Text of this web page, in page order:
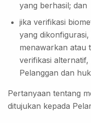
yang berhasil; dan
jika verifikasi
yang
menawarkan atau
verifikasi
Pelanggan dan
Pertanyaan tentang
ditujukan kepada